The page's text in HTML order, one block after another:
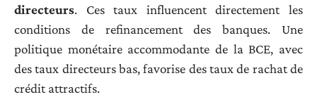
directeurs. Ces taux influencent directement les
conditions de refinancement des banques. Une
politique monétaire accommodante de la BCE, avec
des taux directeurs bas, favorise des taux de rachat de
crédit attractifs.